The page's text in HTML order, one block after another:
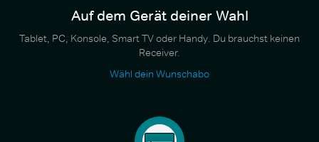
Auf dem Gerät deiner Wahl
Tablet, PC, Konsole, Smart TV oder Handy. Du brauchst keinen
Receiver.
Wähl dein Wunschabo